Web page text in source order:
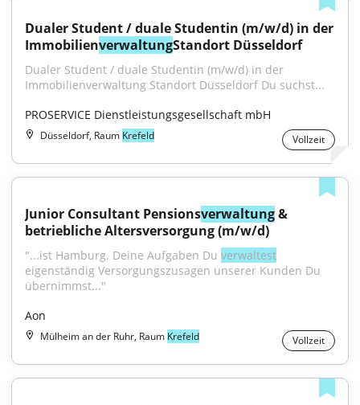
Dualer Student / duale Studentin (m/w/d) in der
ImmobilienverwaltungStandort Düsseldorf
Dualer Student / duale Studentin (m/w/d) in der
Immobilienverwaltung Standort Düsseldorf Du suchst...
PROSERVICE Dienstleistungsgesellschaft mbH
Düsseldorf, Raum Krefeld Vollzeit
Junior Consultant Pensionsverwaltung &
betriebliche Altersversorgung (m/w/d)
"...ist Hamburg. Deine Aufgaben Du verwaltest
eigenständig Versorgungszusagen unserer Kunden Du
übernimmst..."
Aon
Mülheim an der Ruhr, Raum Krefeld Vollzeit